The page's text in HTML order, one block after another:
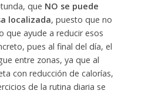
que NO se puede
localizada, puesto que no
que ayude a reducir esos
pues al final del día, el
entre zonas, ya que al
con reducción de calorías,
de la rutina diaria se